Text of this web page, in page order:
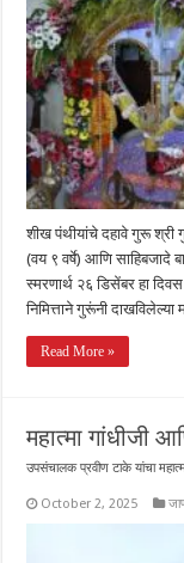
शीख पंथीयांचे दहावे गुरू श्री
(वय ९ वर्षे) आणि साहिबजादे
स्मरणार्थ २६ डिसेंबर हा दिवस
निमित्ताने गुरूंनी दाखविलेल्या
Read More »
महात्मा गांधीजी
उपसंचालक प्रवीण टाके यांचा
October 2, 2025